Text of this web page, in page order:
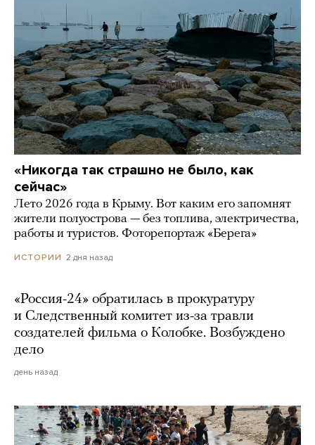
«Никогда так страшно не было, как
сейчас»
Лето 2026 года в Крыму. Вот каким его запомнят
жители полуострова — без топлива, электричества,
работы и туристов. Фоторепортаж «Берега»
ИСТОРИИ 2 дня назад
«Россия-24» обратилась в прокуратуру
и Следственный комитет из-за травли
создателей фильма о Колобке. Возбуждено
дело
день назад